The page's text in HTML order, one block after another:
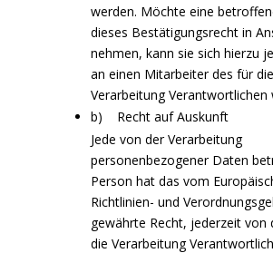
werden. Möchte eine
dieses Bestätigungsrecht in
nehmen, kann sie sich hierzu
an einen Mitarbeiter des für die
Verarbeitung Verantwortlichen
b) Recht auf Auskunft
Jede von der Verarbeitung
personenbezogener Daten
Person hat das vom
Richtlinien- und
gewährte Recht, jederzeit von
die Verarbeitung